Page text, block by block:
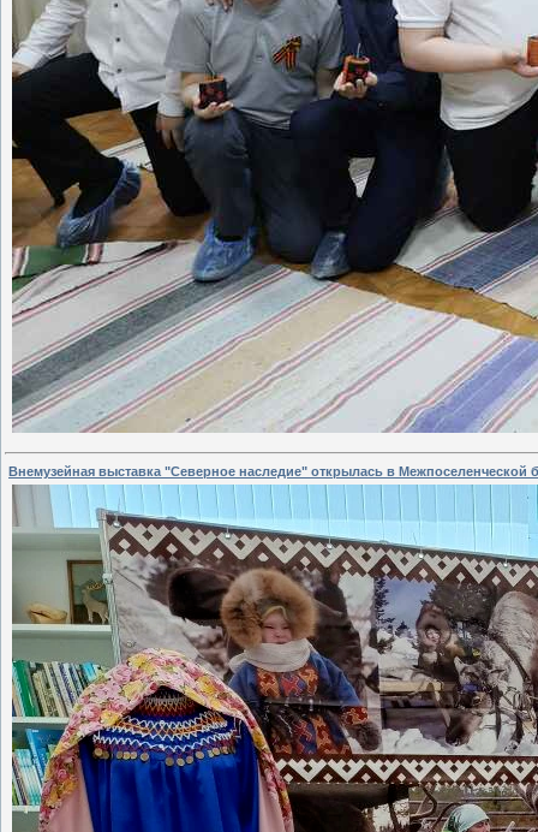
Внемузейная выставка "Северное наследие" открылась в Межпоселенческой